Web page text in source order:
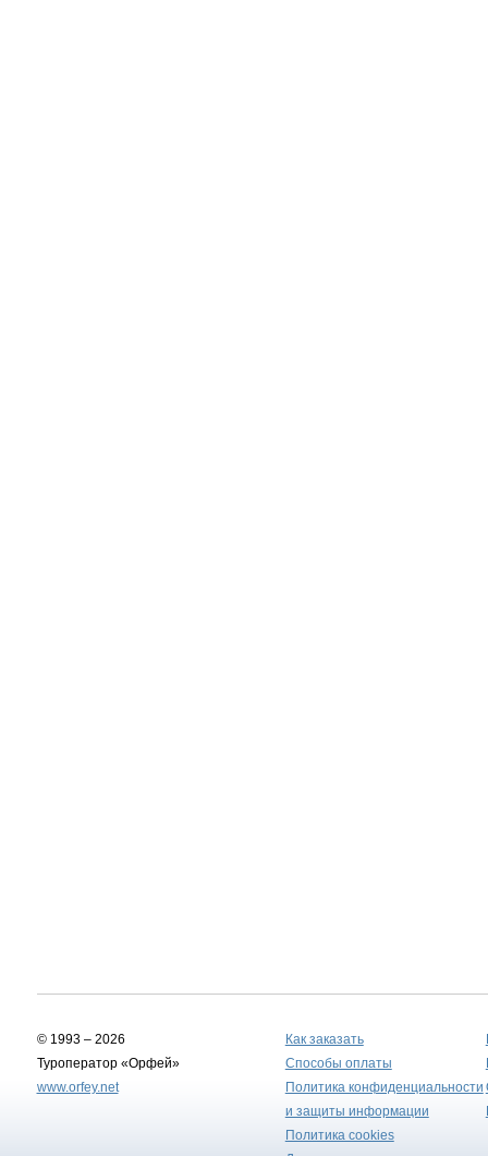
© 1993 – 2026
Туроператор «Орфей»
www.orfey.net
Как заказать
Способы оплаты
Политика конфиденциальности
и защиты информации
Политика cookies